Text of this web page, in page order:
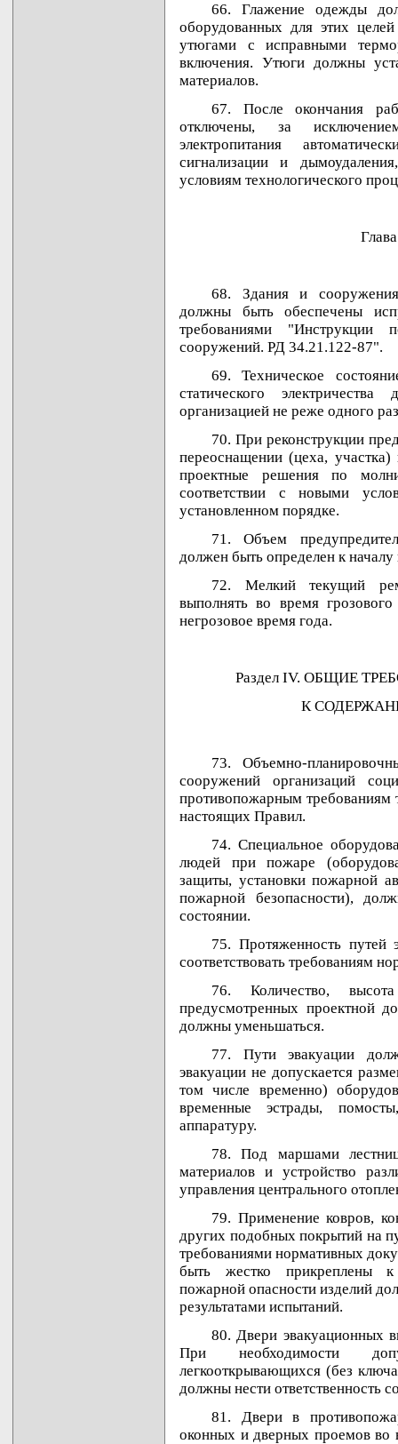
66. Глажение одежды
оборудованных для этих
утюгами с исправными
включения. Утюги должны
материалов.
67. После окончания
отключены, за
электропитания
сигнализации и
условиям технологического
68. Здания и сооружения
должны быть обеспечены
требованиями "Инструкции
сооружений. РД 34.21.122-87".
69. Техническое
статического электричества
организацией не реже одного
70. При реконструкции
переоснащении (цеха,
проектные решения по
соответствии с новыми
установленном порядке.
71. Объем
должен быть определен к началу
72. Мелкий текущий
выполнять во время
негрозовое время года.
Раздел IV. ОБЩИЕ
К
73. Объемно-
сооружений организаций
противопожарным требованиям
настоящих Правил.
74. Специальное
людей при пожаре
защиты, установки пожарной
пожарной безопасности),
состоянии.
75. Протяженность
соответствовать требованиям
76. Количество,
предусмотренных проектной
должны уменьшаться.
77. Пути эвакуации
эвакуации не допускается
том числе временно)
временные эстрады,
аппаратуру.
78. Под маршами
материалов и устройство
управления центрального
79. Применение ковров,
других подобных покрытий на
требованиями нормативных
быть жестко прикреплены к
пожарной опасности изделий
результатами испытаний.
80. Двери эвакуационных
При необходимости
легкооткрывающихся (без
должны нести ответственность
81. Двери в
оконных и дверных проемов во